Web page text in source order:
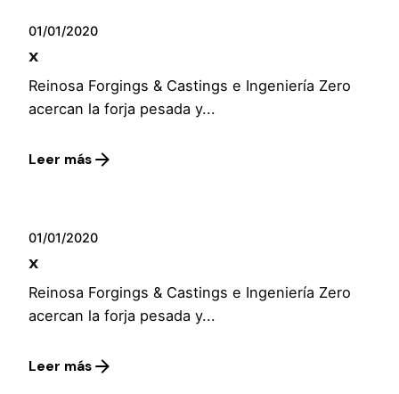
01/01/2020
x
Reinosa Forgings & Castings e Ingeniería Zero
acercan la forja pesada y...
Leer más
01/01/2020
x
Reinosa Forgings & Castings e Ingeniería Zero
acercan la forja pesada y...
Leer más